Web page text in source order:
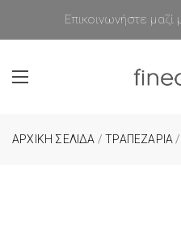
Επικοινωνήστε
ΑΡΧΙΚΉ ΣΕΛΊΔΑ /ΤΡΑΠΕΖΑΡΙΑ